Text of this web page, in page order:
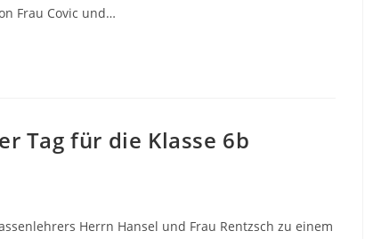
Frau Covic und…
Tag für die Klasse 6b
Herrn Hansel und Frau Rentzsch zu einem